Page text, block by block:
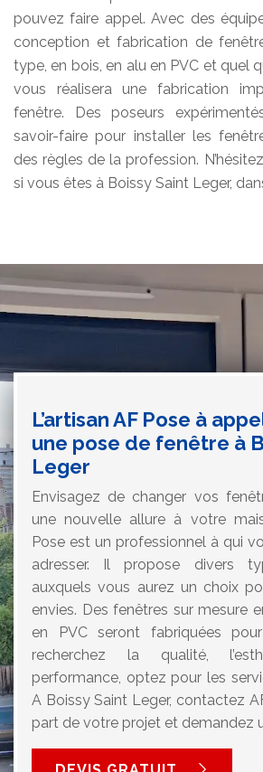
pouvez faire appel. Avec des
conception et fabrication de
type, en bois, en alu en PVC et quel
vous réalisera une fabrication
fenêtre. Des poseurs
savoir-faire pour installer les
des règles de la profession.
si vous êtes à Boissy Saint Leger,
L’artisan AF Pose à
une pose de fenêtre à
Leger
Envisagez de changer vos
une nouvelle allure à votre
Pose est un professionnel à qui
adresser. Il propose divers
auxquels vous aurez un choix
envies. Des fenêtres sur mesure
en PVC seront fabriquées
recherchez la qualité,
performance, optez pour les
A Boissy Saint Leger, contactez
part de votre projet et demandez